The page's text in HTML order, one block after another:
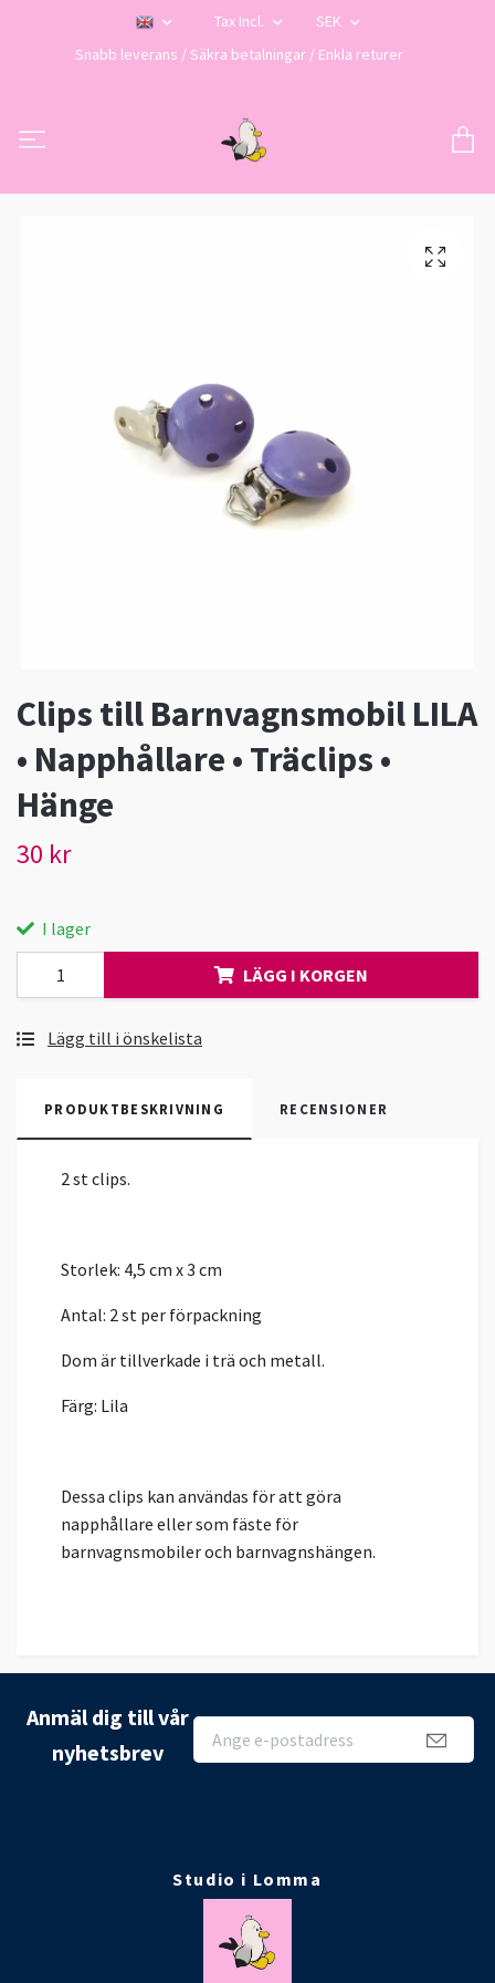
Tax Incl.
SEK
Snabb leverans / Säkra betalningar / Enkla returer
Clips till Barnvagnsmobil LILA
• Napphållare • Träclips •
Hänge
30 kr
I lager
LÄGG I KORGEN
Lägg till i önskelista
PRODUKTBESKRIVNING RECENSIONER
2 st clips.
Storlek: 4,5 cm x 3 cm
Antal: 2 st per förpackning
Dom är tillverkade i trä och metall.
Färg: Lila
Dessa clips kan användas för att göra
napphållare eller som fäste för
barnvagnsmobiler och barnvagnshängen.
Anmäl dig till vår
nyhetsbrev
Studio i Lomma